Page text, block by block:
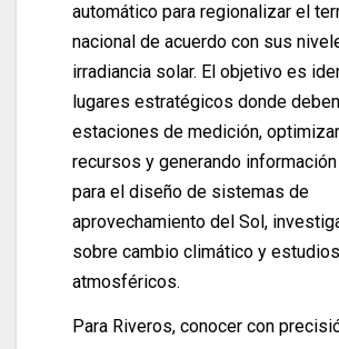
automático para regionalizar el
nacional de acuerdo con sus
irradiancia solar. El objetivo es
lugares estratégicos donde
estaciones de medición,
recursos y generando
para el diseño de sistemas de
aprovechamiento del Sol,
sobre cambio climático y estudios
atmosféricos.
Para Riveros, conocer con